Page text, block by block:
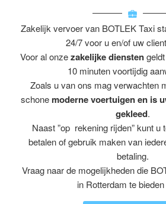
Zakelijk vervoer van BOTLEK Taxi
24/7 voor u en/of uw
Voor al onzezakelijke diensten
10 minuten voortijdig
Zoals u van ons mag verwachten
schone moderne voertuigen en is
gekleed.
Naast ”op rekening rijden” kunt u
betalen of gebruik maken van
betaling.
Vraag naar de mogelijkheden die
in Rotterdam te